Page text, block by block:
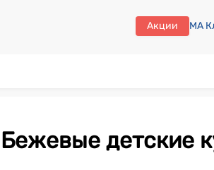
Акции МА
Бежевые детские